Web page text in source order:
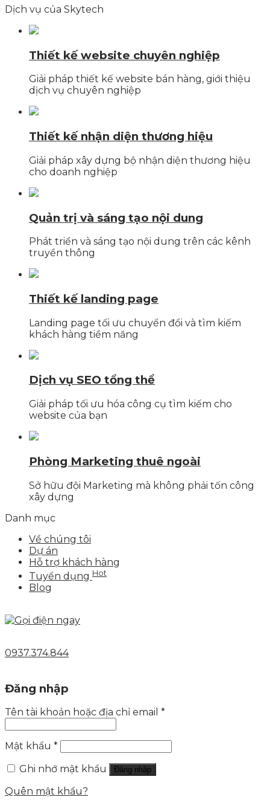
Dịch vụ của Skytech
Thiết kế website chuyên nghiệp
Giải pháp thiết kế website bán hàng, giới thiệu
dịch vụ chuyên nghiệp
Thiết kế nhận diện thương hiệu
Giải pháp xây dựng bộ nhận diện thương hiệu
cho doanh nghiệp
Quản trị và sáng tạo nội dung
Phát triển và sáng tạo nội dung trên các kênh
truyền thông
Thiết kế landing page
Landing page tối ưu chuyển đổi và tìm kiếm
khách hàng tiềm năng
Dịch vụ SEO tổng thể
Giải pháp tối ưu hóa công cụ tìm kiếm cho
website của bạn
Phòng Marketing thuê ngoài
Sở hữu đội Marketing mà không phải tốn công
xây dựng
Danh mục
Về chúng tôi
Dự án
Hỗ trợ khách hàng
Tuyển dụng Hot
Blog
0937.374.844
Đăng nhập
Tên tài khoản hoặc địa chỉ email *
Mật khẩu *
Ghi nhớ mật khẩu
Đăng nhập
Quên mật khẩu?